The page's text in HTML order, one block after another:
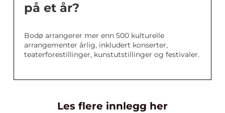
på et år?
Bodø arrangerer mer enn 500 kulturelle
arrangementer årlig, inkludert konserter,
teaterforestillinger, kunstutstillinger og festivaler.
Les flere innlegg her